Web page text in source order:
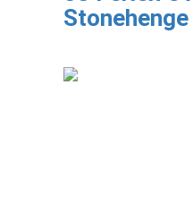
Stonehenge